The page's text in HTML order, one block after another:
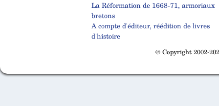
La Réformation de 1668-71, armoriaux
bretons
A compte d'éditeur, réédition de livres
d'histoire
© Copyright 2002-